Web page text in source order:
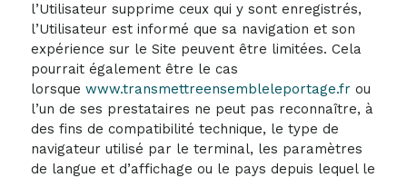
l’Utilisateur supprime ceux qui y sont enregistrés,
l’Utilisateur est informé que sa navigation et son
expérience sur le Site peuvent être limitées. Cela
pourrait également être le cas
lorsque www.transmettreensembleleportage.frou
l’un de ses prestataires ne peut pas reconnaître, à
des fins de compatibilité technique, le type de
navigateur utilisé par le terminal, les paramètres
de langue et d’affichage ou le pays depuis lequel le